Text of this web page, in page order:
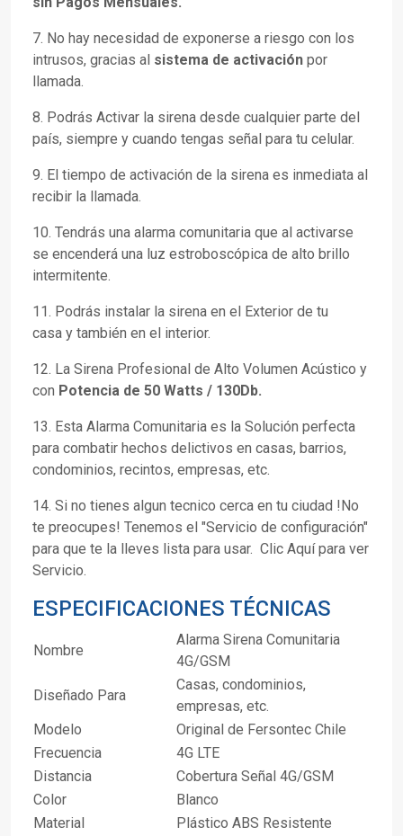
7. No hay necesidad de exponerse a riesgo con los
intrusos, gracias al sistema de activación por
llamada.
8. Podrás Activar la sirena desde cualquier parte del
país, siempre y cuando tengas señal para tu celular.
9. El tiempo de activación de la sirena es inmediata al
recibir la llamada.
10. Tendrás una alarma comunitaria que al activarse
se encenderá una luz estroboscópica de alto brillo
intermitente.
11. Podrás instalar la sirena en el Exterior de tu
casa y también en el interior.
12. La Sirena Profesional de Alto Volumen Acústico y
con Potencia de 50 Watts / 130Db.
13. Esta Alarma Comunitaria es la Solución perfecta
para combatir hechos delictivos en casas, barrios,
condominios, recintos, empresas, etc.
14. Si no tienes algun tecnico cerca en tu ciudad !No
te preocupes! Tenemos el "Servicio de configuración"
para que te la lleves lista para usar. Clic Aquí para ver
Servicio.
ESPECIFICACIONES TÉCNICAS
Nombre
Alarma Sirena Comunitaria
4G/GSM
Diseñado Para
Casas, condominios,
empresas, etc.
Modelo
Original de Fersontec Chile
Frecuencia
4G LTE
Distancia
Cobertura Señal 4G/GSM
Color
Blanco
Material
Plástico ABS Resistente